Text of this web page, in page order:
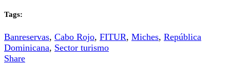
Tags:
Banreservas, Cabo Rojo, FITUR, Miches, República
Dominicana, Sector turismo
Share